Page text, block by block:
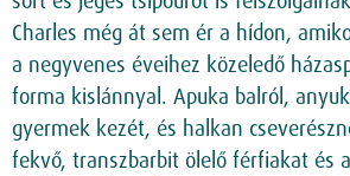
Charles még át sem ér a hídon,
a negyvenes éveihez közeledő
forma kislánnyal. Apuka balról,
gyermek kezét, és halkan
fekvő, transzbarbit ölelő férfiakat és